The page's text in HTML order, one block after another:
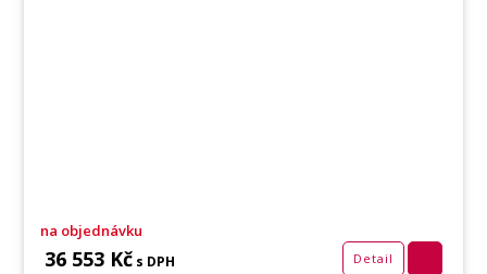
na objednávku
36 553 Kč s DPH Detail